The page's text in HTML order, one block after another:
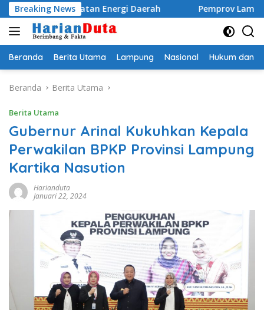
Langsung
ke
konten
Breaking News
Energi Daerah Pemprov Lampung Perkuat
Beranda Berita Utama Lampung Nasional Hukum dan
Beranda Berita Utama
Berita Utama
Gubernur Arinal Kukuhkan Kepala
Perwakilan BPKP Provinsi Lampung
Kartika Nasution
Harianduta
Januari 22, 2024